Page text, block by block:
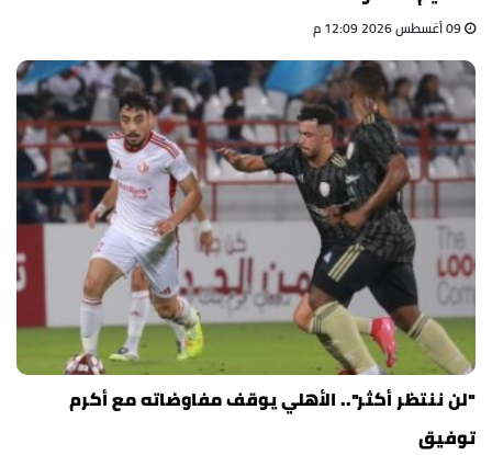
"لن ننتظر أكثر".. الأهلي يوقف مفاوضاته مع أكرم
توفيق